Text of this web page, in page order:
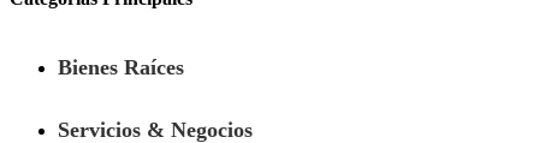
Bienes Raíces
Servicios & Negocios